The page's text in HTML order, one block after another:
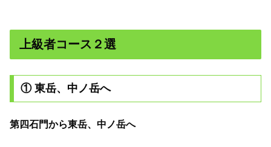
上級者コース２選
① 東岳、中ノ岳へ
第四石門から東岳、中ノ岳へ